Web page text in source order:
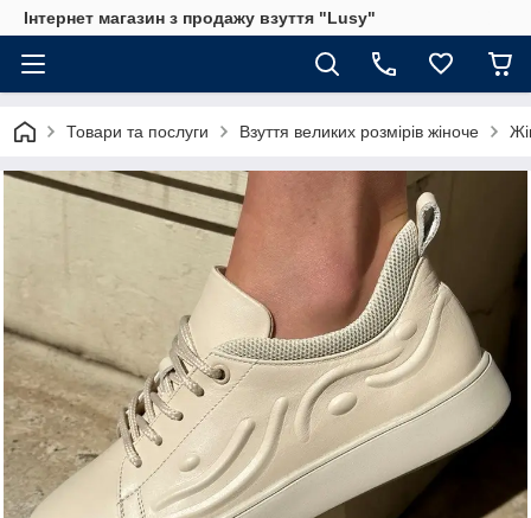
Інтернет магазин з продажу взуття "Lusy"
Товари та послуги Взуття великих розмірів жіноче